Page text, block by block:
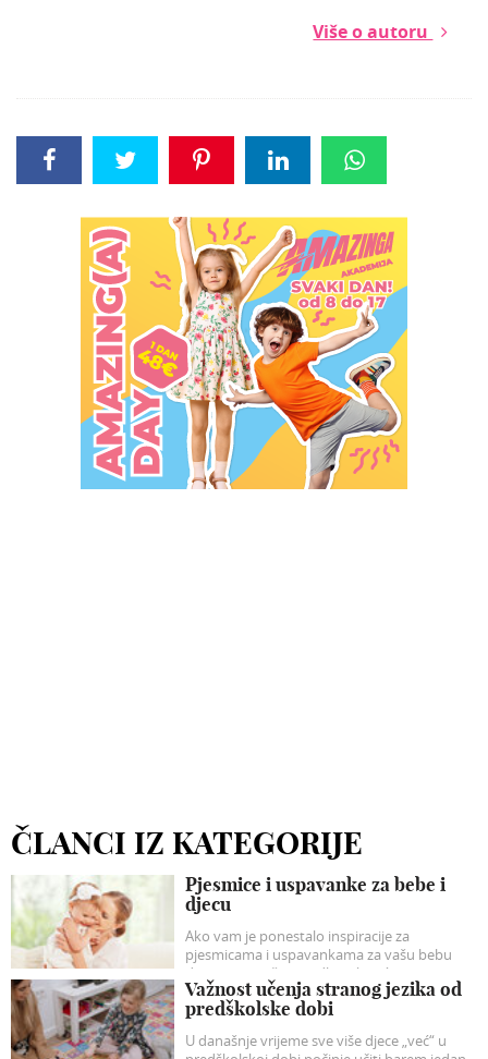
Više o autoru
ČLANCI IZ KATEGORIJE
Pjesmice i uspavanke za bebe i
djecu
Ako vam je ponestalo inspiracije za
pjesmicama i uspavankama za vašu bebu
donosimo naše prijedloge koji će sigurno
razveseliti vašu dječicu.
Važnost učenja stranog jezika od
predškolske dobi
U današnje vrijeme sve više djece „već“ u